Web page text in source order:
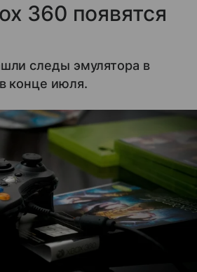
360 появятся
следы эмулятора в
конце июля.